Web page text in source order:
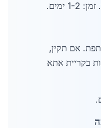
אם תקין,
בקריית אתא